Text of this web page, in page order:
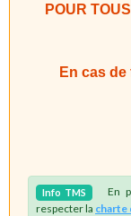
POUR
En cas
Info TMS En
respecter la charte